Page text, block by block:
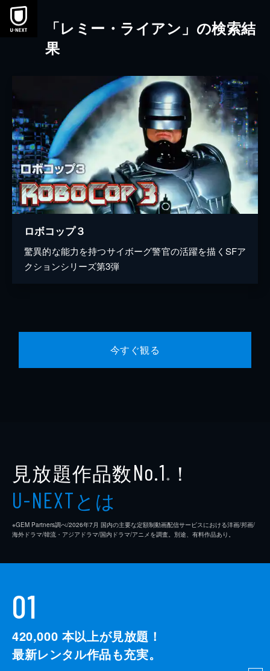
本文へスキップ
「レミー・ライアン」の検索結
果
ロボコップ３
驚異的な能力を持つサイボーグ警官の活躍を描くSFア
クションシリーズ第3弾
今すぐ観る
見放題作品数No.1 ※ ！
U-NEXTとは
※GEM Partners調べ/2026年7⽉ 国内の主要な定額制動画配信サービスにおける洋画/邦画/
海外ドラマ/韓流・アジアドラマ/国内ドラマ/アニメを調査。別途、有料作品あり。
01
420,000 本以上が見放題！
最新レンタル作品も充実。